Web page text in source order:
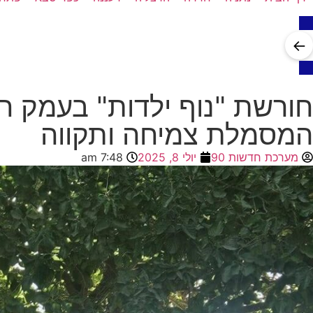
←
חורשת "נוף ילדות" בעמק
המסמלת צמיחה ותקווה
מערכת חדשות 90 יולי 8, 2025 7:48 am